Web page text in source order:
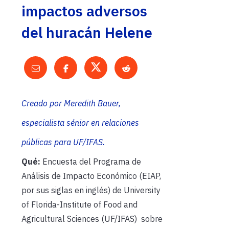
impactos adversos
del huracán Helene
Creado por Meredith Bauer,
especialista sénior en relaciones
públicas para UF/IFAS.
Qué: Encuesta del Programa de
Análisis de Impacto Económico (EIAP,
por sus siglas en inglés) de University
of Florida-Institute of Food and
Agricultural Sciences (UF/IFAS) sobre